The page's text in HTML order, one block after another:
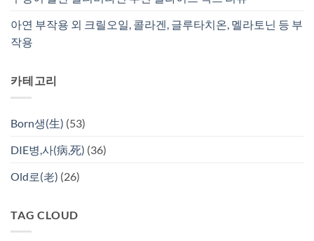
아연 부작용 외 크릴오일, 콜라겐, 글루타치온, 멜라토닌 등 부
작용
카테고리
Born생(生) (53)
DIE병,사(病,死) (36)
Old로(老) (26)
TAG CLOUD